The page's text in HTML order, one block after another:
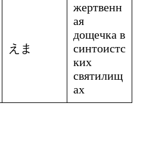
えま
жертвенн
ая
дощечка в
синтоистс
ких
святилищ
ах